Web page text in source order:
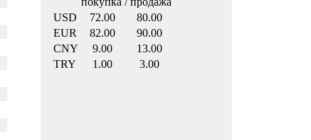
USD
72.00
80.00
EUR
82.00
90.00
CNY
9.00
13.00
TRY
1.00 3.00